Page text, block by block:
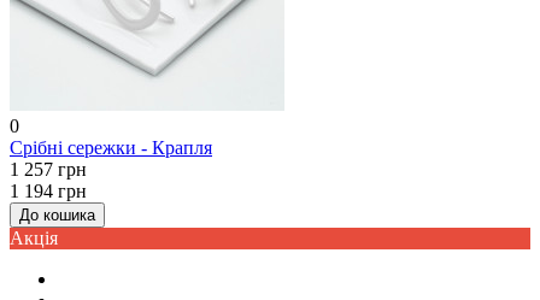
0
Срібні сережки - Крапля
1 257 грн
1 194 грн
До кошика
Акцiя